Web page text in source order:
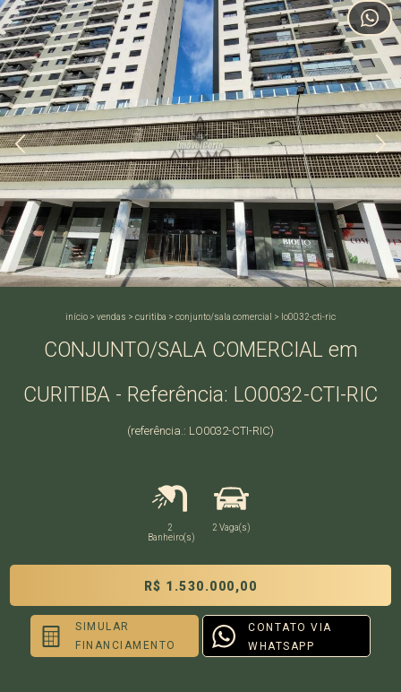
início > vendas > curitiba > conjunto/sala comercial > lo0032-cti-ric
CONJUNTO/SALA COMERCIAL em
CURITIBA - Referência: LO0032-CTI-RIC
(referência.: LO0032-CTI-RIC)
2
Banheiro(s)
2 Vaga(s)
R$ 1.530.000,00
SIMULAR
FINANCIAMENTO
CONTATO VIA
WHATSAPP